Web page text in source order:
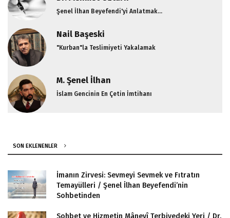
Şenel İlhan Beyefendi'yi Anlatmak...
Nail Başeski
"Kurban"la Teslimiyeti Yakalamak
M. Şenel İlhan
İslam Gencinin En Çetin İmtihanı
SON EKLENENLER
İmanın Zirvesi: Sevmeyi Sevmek ve Fıtratın
Temayülleri / Şenel İlhan Beyefendi’nin
Sohbetinden
Sohbet ve Hizmetin Mânevî Terbiyedeki Yeri / Dr.